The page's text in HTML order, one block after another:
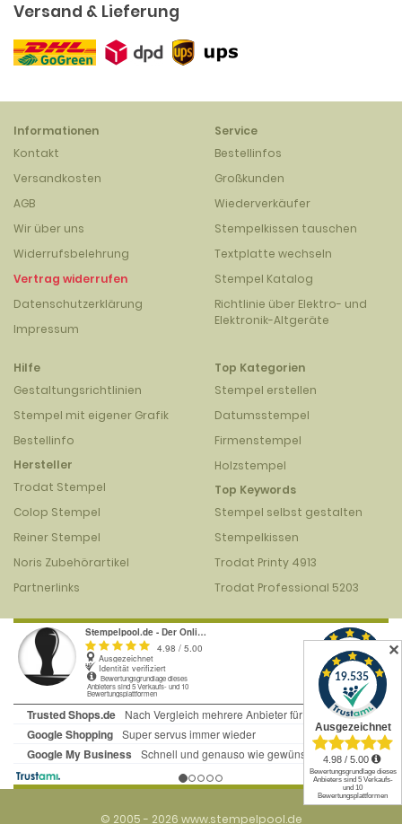
Versand & Lieferung
Informationen
Kontakt
Versandkosten
AGB
Wir über uns
Widerrufsbelehrung
Vertrag widerrufen
Datenschutzerklärung
Impressum
Service
Bestellinfos
Großkunden
Wiederverkäufer
Stempelkissen tauschen
Textplatte wechseln
Stempel Katalog
Richtlinie über Elektro- und
Elektronik-Altgeräte
Hilfe
Gestaltungsrichtlinien
Stempel mit eigener Grafik
Bestellinfo
Hersteller
Trodat Stempel
Colop Stempel
Reiner Stempel
Noris Zubehörartikel
Partnerlinks
Top Kategorien
Stempel erstellen
Datumsstempel
Firmenstempel
Holzstempel
Top Keywords
Stempel selbst gestalten
Stempelkissen
Trodat Printy 4913
Trodat Professional 5203
© 2005 - 2026 www.stempelpool.de
✕